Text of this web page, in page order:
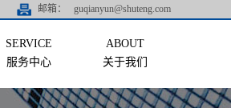
邮箱： guqianyun@shuteng.com
服务中心 关于我们